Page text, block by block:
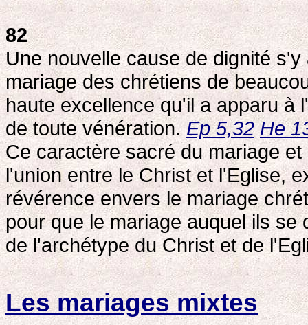
82
Une nouvelle cause de dignité
mariage des chrétiens de
haute excellence qu'il a apparu à
de toute vénération. Ep 5,32 He
Ce caractère sacré du mariage
l'union entre le Christ et l'Eglise,
révérence envers le mariage
pour que le mariage auquel ils
de l'archétype du Christ et de
Les mariages mixtes